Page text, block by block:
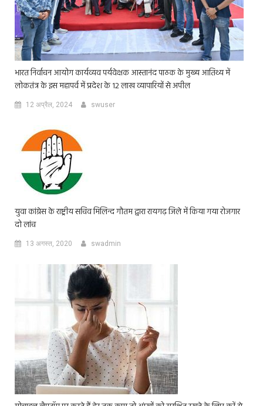
भारत निर्वाचन आयोग कार्यव्यव पर्यवेक्षक आस्तानंद पाठक के मुख्य आतिथ्य में
लोकतंत्र के इस महापर्व में प्रदेश के 12 लाख व्यापारियों से अपील
12 अप्रैल, 2024 swuser
युवा कांग्रेस के राष्ट्रीय सचिव मिलिन्द गौतम द्वारा रायगढ़ जिले में किया गया रोजगार
दो लांच
13 अगस्त, 2020 swadmin